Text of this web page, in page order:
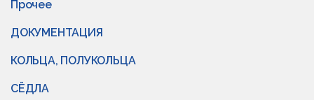
Прочее
ДОКУМЕНТАЦИЯ
КОЛЬЦА, ПОЛУКОЛЬЦА
СЁДЛА